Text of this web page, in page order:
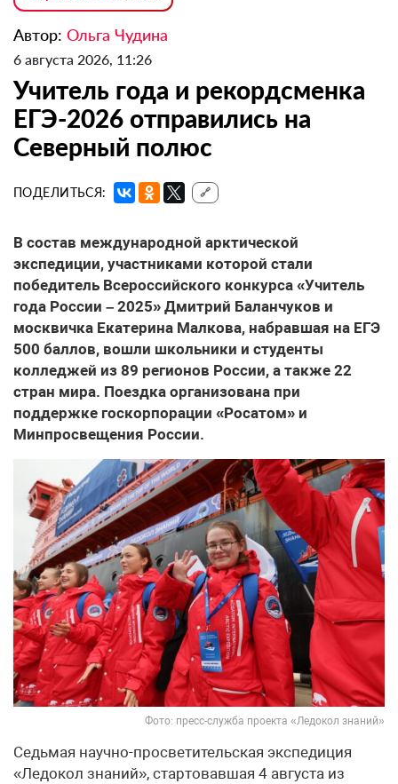
Автор: Ольга Чудина
6 августа 2026, 11:26
Учитель года и рекордсменка
ЕГЭ-2026 отправились на
Северный полюс
ПОДЕЛИТЬСЯ: 🔗
В состав международной арктической
экспедиции, участниками которой стали
победитель Всероссийского конкурса «Учитель
года России – 2025» Дмитрий Баланчуков и
москвичка Екатерина Малкова, набравшая на ЕГЭ
500 баллов, вошли школьники и студенты
колледжей из 89 регионов России, а также 22
стран мира. Поездка организована при
поддержке госкорпорации «Росатом» и
Минпросвещения России.
Фото: пресс-служба проекта «Ледокол знаний»
Седьмая научно-просветительская экспедиция
«Ледокол знаний», стартовавшая 4 августа из